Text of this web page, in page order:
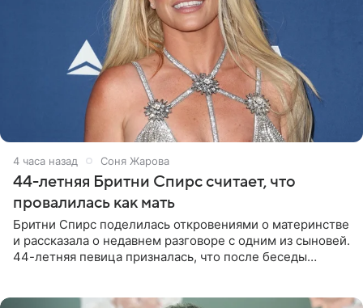
4 часа назад Соня Жарова
44-летняя Бритни Спирс считает, что
провалилась как мать
Бритни Спирс поделилась откровениями о материнстве
и рассказала о недавнем разговоре с одним из сыновей.
44-летняя певица призналась, что после беседы